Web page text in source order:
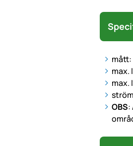
mått:
max.
max.
OBS: